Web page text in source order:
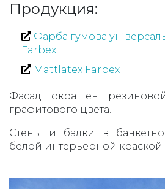
Продукция:
Фарба гумова
Farbex
Mattlatex Farbex
Фасад окрашен
графитового цвета.
Стены и балки в
белой интерьерной